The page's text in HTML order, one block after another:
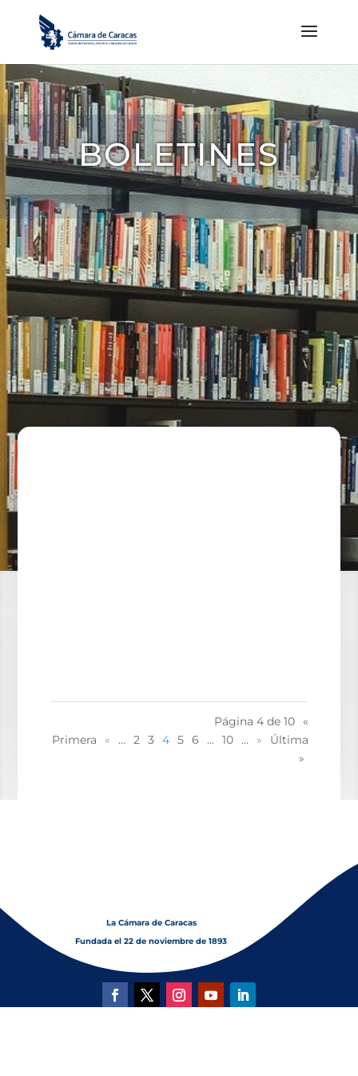
BOLETINES
Página 4 de 10
«
Primera
« ... 2 3 4 5 6 ... 10 ... »
Última
»
La Cámara de Caracas
Fundada el 22 de noviembre de 1893